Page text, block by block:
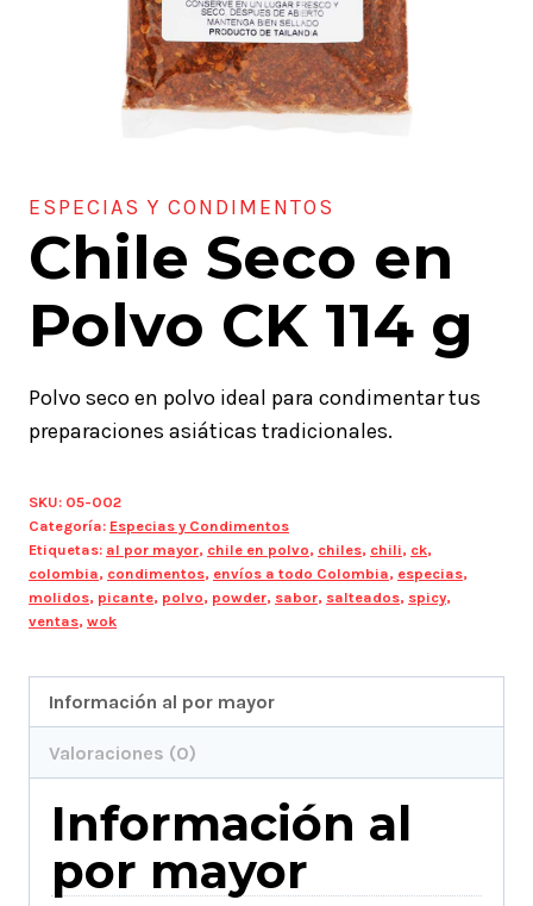
ESPECIAS Y CONDIMENTOS
Chile Seco en
Polvo CK 114 g
Polvo seco en polvo ideal para condimentar tus
preparaciones asiáticas tradicionales.
SKU: 05-002
Categoría: Especias y Condimentos
Etiquetas: al por mayor, chile en polvo, chiles, chili, ck,
colombia, condimentos, envíos a todo Colombia, especias,
molidos, picante, polvo, powder, sabor, salteados, spicy,
ventas, wok
Información al por mayor
Valoraciones (0)
Información al
por mayor